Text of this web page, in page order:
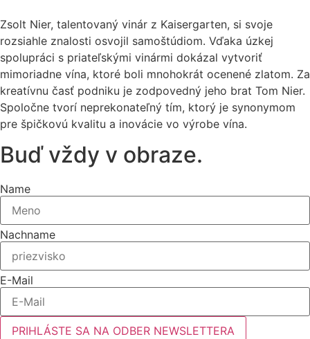
Zsolt Nier, talentovaný vinár z Kaisergarten, si svoje
rozsiahle znalosti osvojil samoštúdiom. Vďaka úzkej
spolupráci s priateľskými vinármi dokázal vytvoriť
mimoriadne vína, ktoré boli mnohokrát ocenené zlatom. Za
kreatívnu časť podniku je zodpovedný jeho brat Tom Nier.
Spoločne tvorí neprekonateľný tím, ktorý je synonymom
pre špičkovú kvalitu a inovácie vo výrobe vína.
Buď vždy v obraze.
Name
Nachname
E-Mail
PRIHLÁSTE SA NA ODBER NEWSLETTERA